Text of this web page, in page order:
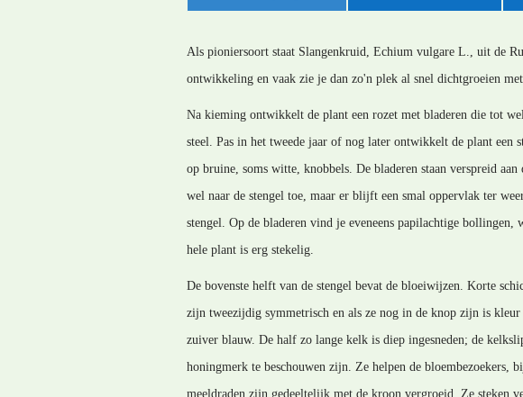
Als pioniersoort staat Slangenkruid, Echium vulgare L., uit de
ontwikkeling en vaak zie je dan zo'n plek al snel dichtgroeien met
Na kieming ontwikkelt de plant een rozet met bladeren die tot
steel. Pas in het tweede jaar of nog later ontwikkelt de plant een
op bruine, soms witte, knobbels. De bladeren staan verspreid
wel naar de stengel toe, maar er blijft een smal oppervlak ter
stengel. Op de bladeren vind je eveneens papilachtige
hele plant is erg stekelig.
De bovenste helft van de stengel bevat de bloeiwijzen. Korte
zijn tweezijdig symmetrisch en als ze nog in de knop zijn is
zuiver blauw. De half zo lange kelk is diep ingesneden; de
honingmerk te beschouwen zijn. Ze helpen de
meeldraden zijn gedeeltelijk met de kroon vergroeid. Ze steken